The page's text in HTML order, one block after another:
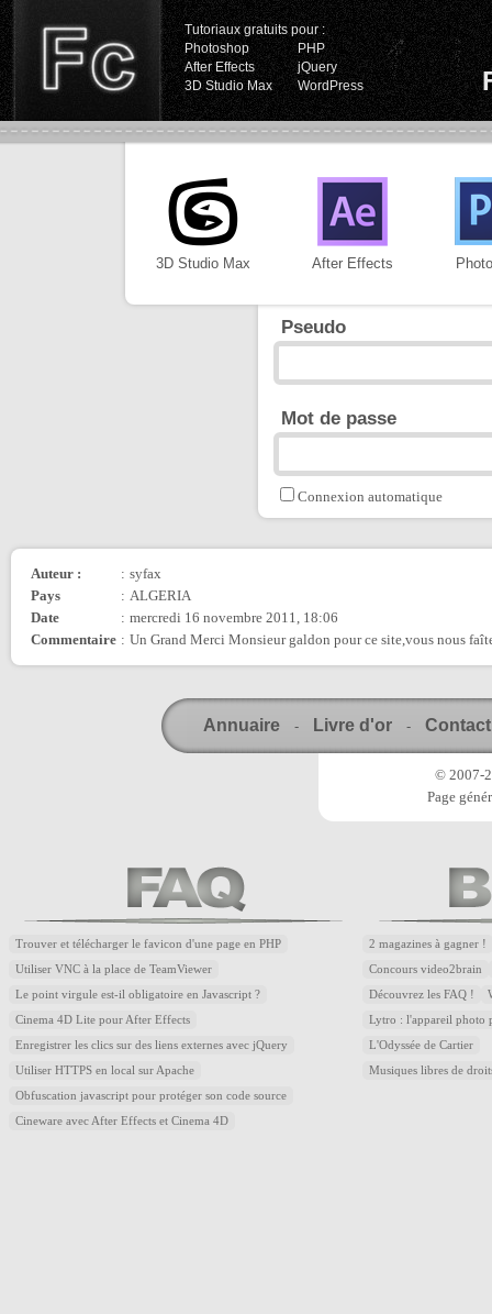
Tutoriaux gratuits pour :
Photoshop
PHP
After Effects
jQuery
3D Studio Max
WordPress
3D Studio Max After Effects
Pseudo
Mot de passe
Connexion automatique
Auteur : : syfax
Pays
: ALGERIA
Date
: mercredi 16 novembre 2011, 18:06
Commentaire : Un Grand Merci Monsieur galdon pour ce site,vous nous
Annuaire - Livre d'or - Contact
© 2007-
Page
Trouver et télécharger le favicon d'une page en PHP
Utiliser VNC à la place de TeamViewer
Le point virgule est-il obligatoire en Javascript ?
Cinema 4D Lite pour After Effects
Enregistrer les clics sur des liens externes avec jQuery
Utiliser HTTPS en local sur Apache
Obfuscation javascript pour protéger son code source
Cineware avec After Effects et Cinema 4D
2 magazines à gagner !
Concours video2brain
Découvrez les FAQ !
Lytro : l'appareil photo
L'Odyssée de Cartier
Musiques libres de